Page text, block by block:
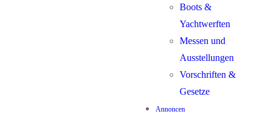
Boots &
Yachtwerften
Messen und
Ausstellungen
Vorschriften &
Gesetze
Annoncen